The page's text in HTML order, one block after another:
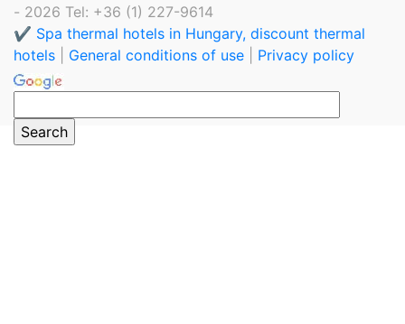
- 2026 Tel: +36 (1) 227-9614
✔️ Spa thermal hotels in Hungary, discount thermal
hotels
General conditions of use Privacy policy